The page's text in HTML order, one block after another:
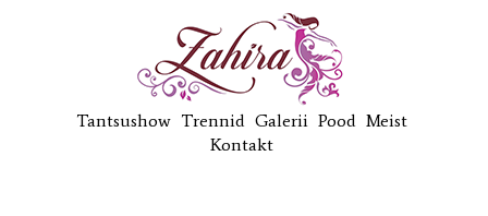
Tantsushow Trennid Galerii Pood Meist
Kontakt